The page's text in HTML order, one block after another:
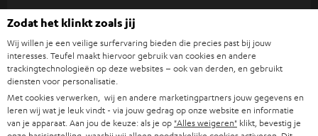
i
v
e
z
-
v
Zodat het klinkt zoals jij
Wij willen je een veilige surfervaring bieden die precies past bij jouw
interesses. Teufel maakt hiervoor gebruik van cookies en andere
trackingtechnologieën op deze websites – ook van derden, en gebruikt
diensten voor personalisatie.
Met cookies verwerken, wij en andere marketingpartners jouw gegevens en
leren wij wat je leuk vindt - via jouw gedrag op onze website en informatie
van je apparaat. Aan jou de keuze: als je op "Alles weigeren" klikt, bevestig je